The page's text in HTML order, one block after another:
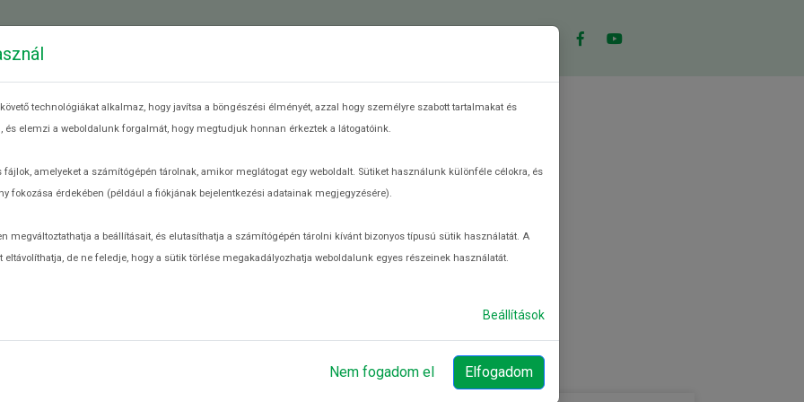
ment meg a Magyar Élelmiszerbank Egyesület a
a kuka helyett a rászorulók asztalára kerül.
technológiákat alkalmaz, hogy javítsa a böngészési élményét, azzal hogy személyre szabott tartalmakat és
és elemzi a weboldalunk forgalmát, hogy megtudjuk honnan érkeztek a látogatóink.
amelyeket a számítógépén tárolnak, amikor meglátogat egy weboldalt. Sütiket használunk különféle célokra, és
fokozása érdekében (például a fiókjának bejelentkezési adatainak megjegyzésére).
megváltoztathatja a beállításait, és elutasíthatja a számítógépén tárolni kívánt bizonyos típusú sütik használatát. A
de ne feledje, hogy a sütik törlése megakadályozhatja weboldalunk egyes részeinek használatát.
Beállítások
Nem fogadom el Elfogadom